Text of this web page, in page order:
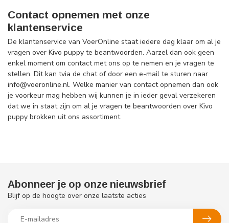
Contact opnemen met onze
klantenservice
De klantenservice van VoerOnline staat iedere dag klaar om al je
vragen over Kivo puppy te beantwoorden. Aarzel dan ook geen
enkel moment om contact met ons op te nemen en je vragen te
stellen. Dit kan tvia de chat of door een e-mail te sturen naar
info@voeronline.nl. Welke manier van contact opnemen dan ook
je voorkeur mag hebben wij kunnen je in ieder geval verzekeren
dat we in staat zijn om al je vragen te beantwoorden over Kivo
puppy brokken uit ons assortiment.
Abonneer je op onze nieuwsbrief
Blijf op de hoogte over onze laatste acties